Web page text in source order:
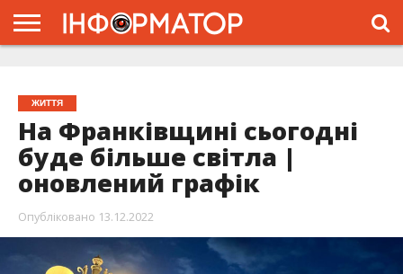
ЖИТТЯ
На Франківщині сьогодні
буде більше світла |
оновлений графік
Опубліковано 13.12.2022